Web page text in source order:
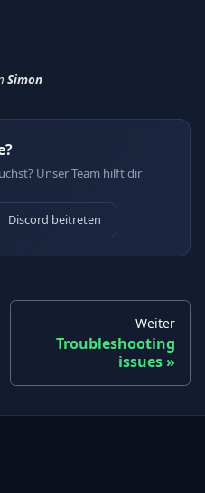
Simon
Unser Team hilft dir
Discord beitreten
Weiter
Troubleshooting
issues